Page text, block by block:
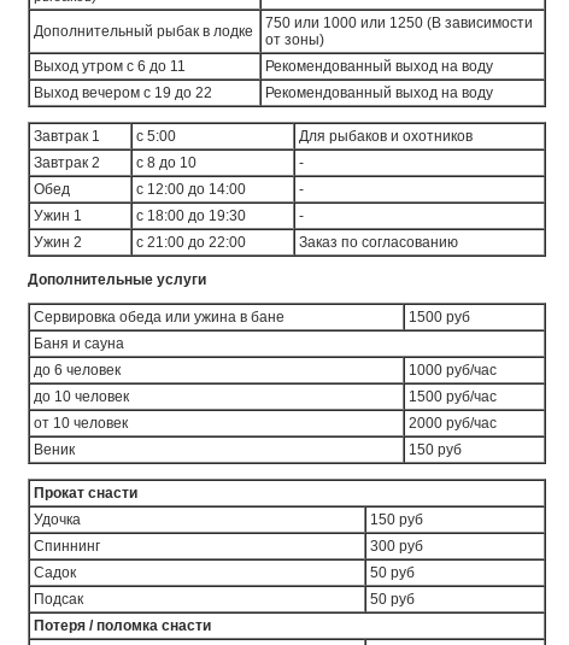
Дополнительный рыбак в лодке
750 или 1000 или 1250 (В зависимости
от зоны)
Выход утром с 6 до 11
Рекомендованный выход на воду
Выход вечером с 19 до 22
Рекомендованный выход на воду
Завтрак 1 с 5:00
Для рыбаков и охотников
Завтрак 2
с 8 до 10
-
Обед
с 12:00 до 14:00
-
Ужин 1
с 18:00 до 19:30
-
Ужин 2
с 21:00 до 22:00 Заказ по согласованию
Дополнительные услуги
Сервировка обеда или ужина в бане
1500 руб
Баня и сауна
до 6 человек
1000 руб/час
до 10 человек
1500 руб/час
от 10 человек
2000 руб/час
Веник
150 руб
Прокат снасти
Удочка
150 руб
Спиннинг
300 руб
Садок
50 руб
Подсак
50 руб
Потеря / поломка снасти